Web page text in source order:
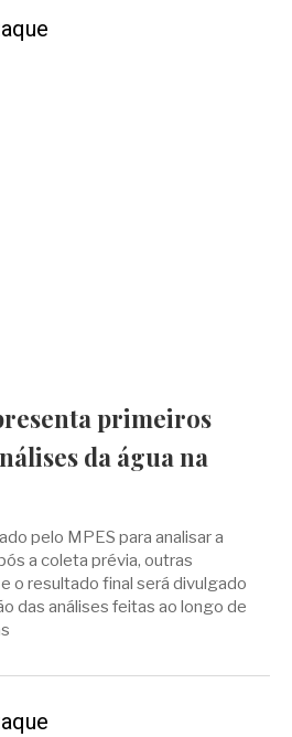
primeiros
da água na
pelo MPES para analisar a
a coleta prévia, outras
o resultado final será divulgado
das análises feitas ao longo de